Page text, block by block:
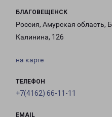
БЛАГОВЕЩЕНСК
Россия, Амурская область,
Калинина, 126
на карте
ТЕЛЕФОН
+7(4162) 66-11-11
EMAIL